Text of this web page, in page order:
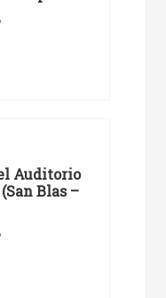
Auditorio
Blas –